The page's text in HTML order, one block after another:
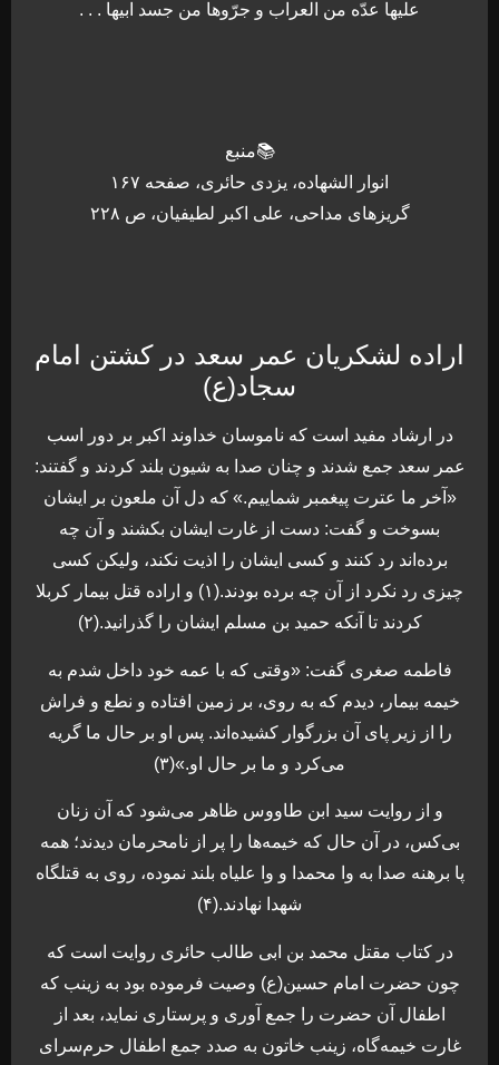
علیها عدّه من العراب و جرّوها من جسد ابیها . . .
📚منبع
انوار الشهاده، یزدی حائری، صفحه ۱۶۷
گریزهای مداحی، علی اکبر لطیفیان، ص ۲۲۸
اراده لشکریان عمر سعد در کشتن امام
سجاد(ع)
در ارشاد مفید است که ناموسان خداوند اکبر بر دور اسب
عمر سعد جمع شدند و چنان صدا به شیون بلند کردند و گفتند:
«آخر ما عترت پیغمبر شماییم.» که دل آن ملعون بر ایشان
بسوخت و گفت: دست از غارت ایشان بکشند و آن چه
برده‌اند رد کنند و کسی ایشان را اذیت نکند، ولیکن کسی
چیزی رد نکرد از آن چه برده بودند.(۱) و اراده قتل بیمار کربلا
کردند تا آنکه حمید بن مسلم ایشان را گذرانید.(۲)
فاطمه صغری گفت: «وقتی که با عمه خود داخل شدم به
خیمه بیمار، دیدم که به روی، بر زمین افتاده و نطع و فراش
را از زیر پای آن بزرگوار کشیده‌اند. پس او بر حال ما گریه
می‌کرد و ما بر حال او.»(۳)
و از روایت سید ابن طاووس ظاهر می‌شود که آن زنان
بی‌کس، در آن حال که خیمه‌ها را پر از نامحرمان دیدند؛ همه
پا برهنه صدا به وا محمدا و وا علیاه بلند نموده، روی به قتلگاه
شهدا نهادند.(۴)
در کتاب مقتل محمد بن ابی طالب حائری روایت است که
چون حضرت امام حسین(ع) وصیت فرموده بود به زینب که
اطفال آن حضرت را جمع آوری و پرستاری نماید، بعد از
غارت خیمه‌گاه، زینب خاتون به صدد جمع اطفال حرم‌سرای